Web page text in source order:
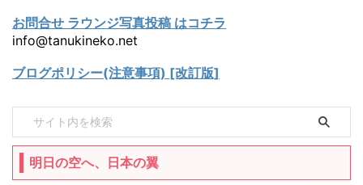
お問合せ ラウンジ写真投稿 はコチラ
info@tanukineko.net
ブログポリシー(注意事項) [改訂版]
明日の空へ、日本の翼